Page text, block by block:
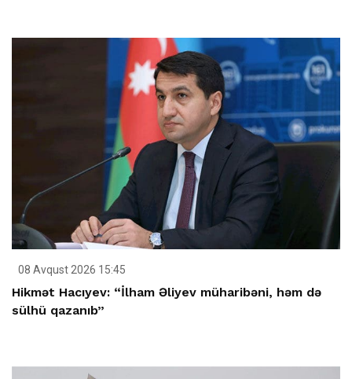
08 Avqust 2026 15:45
Hikmət Hacıyev: “İlham Əliyev müharibəni, həm də
sülhü qazanıb”